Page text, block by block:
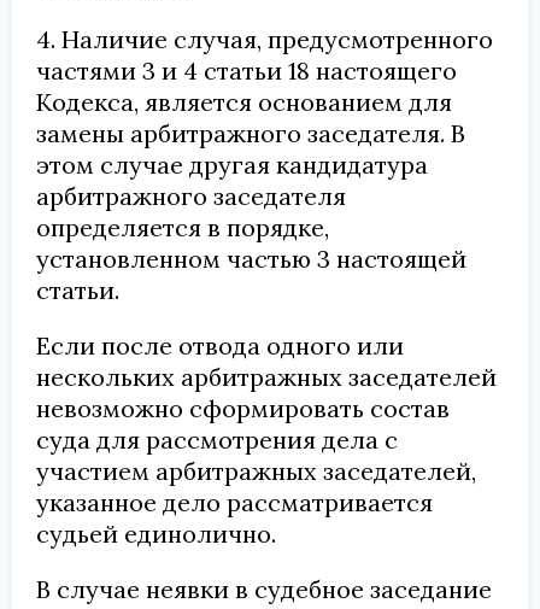
4. Наличие случая, предусмотренного
частями 3 и 4 статьи 18 настоящего
Кодекса, является основанием для
замены арбитражного заседателя. В
этом случае другая кандидатура
арбитражного заседателя
определяется в порядке,
установленном частью 3 настоящей
статьи.
Если после отвода одного или
нескольких арбитражных заседателей
невозможно сформировать состав
суда для рассмотрения дела с
участием арбитражных заседателей,
указанное дело рассматривается
судьей единолично.
В случае неявки в судебное заседание